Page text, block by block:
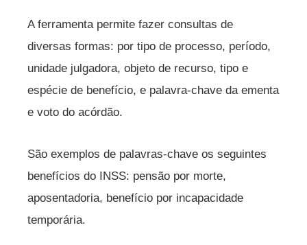
A ferramenta permite fazer consultas de
diversas formas: por tipo de processo, período,
unidade julgadora, objeto de recurso, tipo e
espécie de benefício, e palavra-chave da ementa
e voto do acórdão.
São exemplos de palavras-chave os seguintes
benefícios do INSS: pensão por morte,
aposentadoria, benefício por incapacidade
temporária.